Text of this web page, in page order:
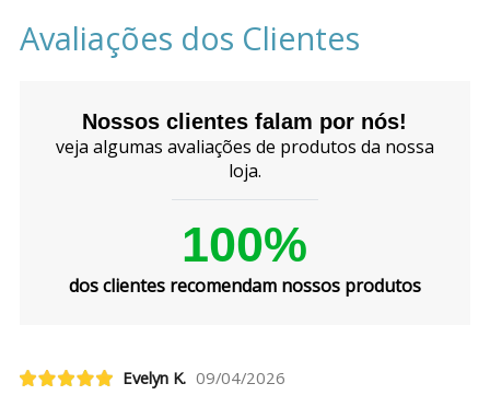
Avaliações dos Clientes
Nossos clientes falam por nós!
veja algumas avaliações de produtos da nossa
loja.
100%
dos clientes recomendam nossos produtos
Evelyn K. 09/04/2026